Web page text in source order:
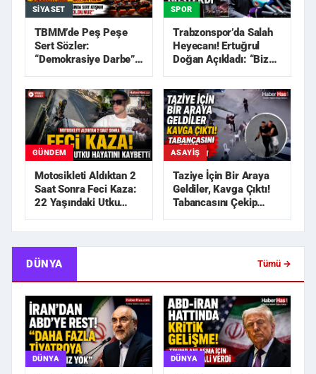
SIYASET
TBMM’de Peş Peşe
Sert Sözler:
“Demokrasiye Darbe”,
SPOR
Trabzonspor’da Salah
Heyecanı! Ertuğrul
Doğan Açıkladı: “Bize
GÜNDEM
Motosikleti Aldıktan 2
Saat Sonra Feci Kaza:
22 Yaşındaki Utku
ASAYIŞ
Taziye İçin Bir Araya
Geldiler, Kavga Çıktı!
Tabancasını Çekip
DÜNYA Tümü →
DÜNYA DÜNYA